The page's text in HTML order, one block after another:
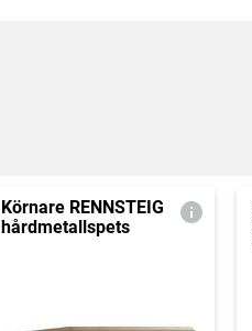
Körnare RENNSTEIG
hårdmetallspets